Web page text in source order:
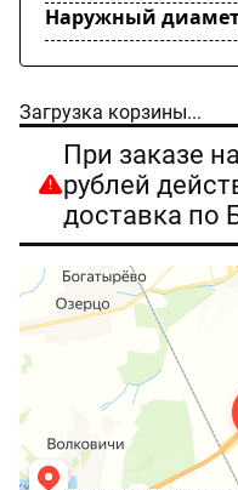
Наружный
Загрузка корзины...
При заказе
рублей
доставка по